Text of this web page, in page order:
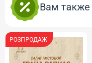
Вам также
РОЗПРОДАЖ